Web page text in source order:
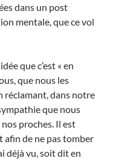
dans un post
mentale, que ce vol
que c’est « en
que nous les
réclamant, dans notre
que nous
proches. Il est
de ne pas tomber
déjà vu, soit dit en